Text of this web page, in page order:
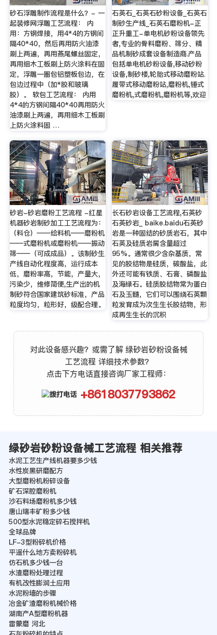
砂石浮雕制作流程是什么？- 一
起装修网浮雕工艺流程： 内
用：方钢焊接，用4*4的方钢间
隔40*40，然后再用防火油漆
刷上两遍，再用燕尾螺丝固定，
再用细木工板刷上防火涂料在固
定，浮雕一圈包铝塑板包边，在
包边过程中（加*胶和玻璃
胶）。 软包工艺流程： 内用
4*4的方钢间隔40*40再用防火
油漆刷上两遍，再用细木工板刷
上防火涂料固 …
石英石_石英石砂粉设备_石英石
制砂生产线_石英石磨粉机-正
正升重工-单电机砂粉设备领先
者,专业的骨料磨粉、筛分、精
品机制砂成套设备制造商.产品
包括单电机砂粉设备,移动砂粉
设备,制砂楼,轮胎式移动磨粉站.
履带式移动磨粉站,磨粉机,锤式
磨粉机,式磨粉机,磨粉机等,欢迎
砂岩-砂岩磨粉工艺流程 -红星
机器砂岩制砂加工工艺流程为：
（料仓）——给料机——磨粉机
——式磨粉机或磨粉机——振动
筛——（可成成品）。该制砂生
产线自动化程度高，运行成本
低，磨粉率高，节能，产量大，
污染少，维修简便,生产出的机
制砂符合国家建筑砂标准，产品
粒度均匀，粒形好，级配合理。
长石砂岩设备工艺流程,石英砂
石英砂岩_ baike.baidu石英砂
岩是一种固结的砂质岩石，其中
石英及硅质岩屑含量超过
95%。通常很少含杂基质，常
见的胶结物是硅质，碳酸盐，此
外还可能有铁质、石膏、磷酸盐
及海绿石。硅质胶结物常为蛋白
石及玉髓，它们可以围绕石英颗
粒发育成为次生生长胶结物，形
成再生生长的沉积
对此设备感兴趣？或需了解 绿砂岩砂粉设备械
工艺流程 详细技术参数？
点击下方电话直接咨询厂家工程师：
+8618037793862
绿砂岩砂粉设备械工艺流程 相关推荐
水泥工艺生产线机器要多少钱
水性炭黑研磨配方
大型磨粉机粉碎设备
矿石深腔磨粉机
沙石料场磨粉机多少钱
唐山瑞丰矿粉多少钱
500型水泥稳定碎石搅拌机
全球品牌
LF-3型粉碎机价格
平遥什么地方卖粉碎机
仿石机多少钱一台
水渣磨粉处理过程
有机改性膨润土应用
水泥粉墙的步骤
冶金矿渣磨粉机械价格
湖南产A型磨粉机器
雷蒙磨 河北